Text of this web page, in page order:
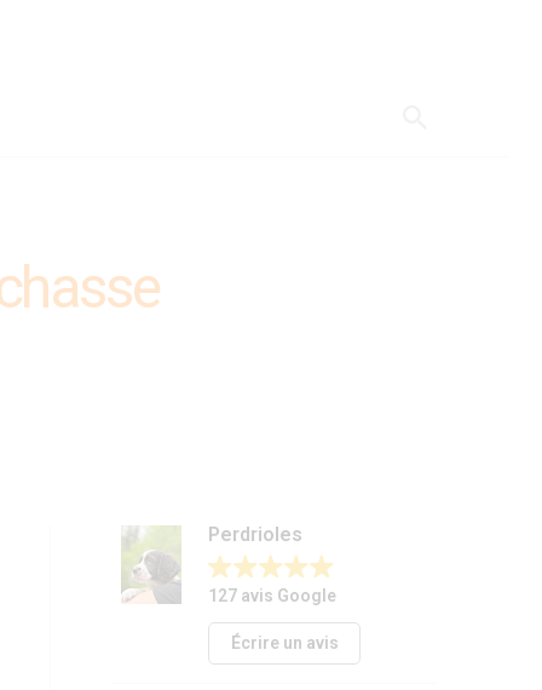
Perdrioles
127 avis Google
Écrire un avis